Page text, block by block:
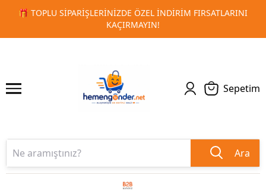
FIRSATLARINI
🚀 KURUMSAL PROMOSYON VE MATBAA
1 2
Sepetim
Ara